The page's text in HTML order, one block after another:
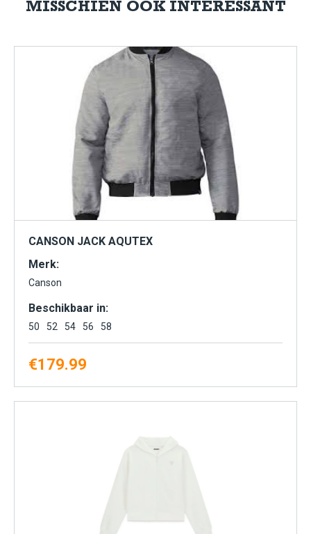
MISSCHIEN OOK INTERESSANT
CANSON JACK AQUTEX
Merk:
Canson
Beschikbaar in:
50 52 54 56 58
€179.99